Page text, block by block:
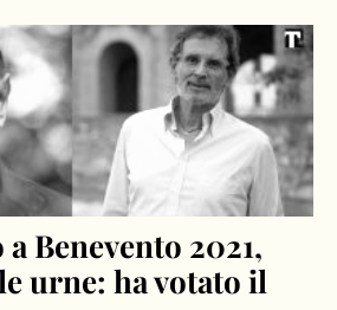
Benevento 2021,
urne: ha votato il